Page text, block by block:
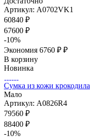
Артикул: A0702VK1
60840 ₽
67600 ₽
-10%
Экономия 6760 ₽ ₽
В корзину
Новинка
Сумка из кожи крокодила
Мало
Артикул: A0826R4
79560 ₽
88400 ₽
-10%